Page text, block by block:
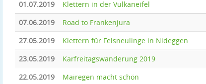
01.07.2019 Klettern in der Vulkaneifel
07.06.2019
Road to Frankenjura
27.05.2019
Klettern für Felsneulinge in Nideggen
23.05.2019
Karfreitagswanderung 2019
22.05.2019
Mairegen macht schön